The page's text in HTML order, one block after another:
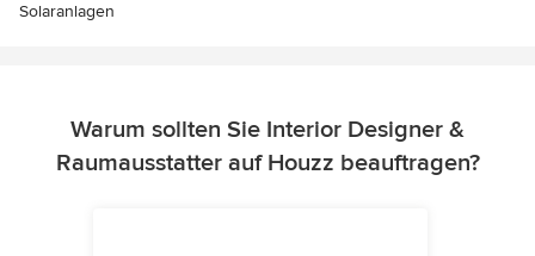
Solaranlagen
Warum sollten Sie Interior Designer &
Raumausstatter auf Houzz beauftragen?